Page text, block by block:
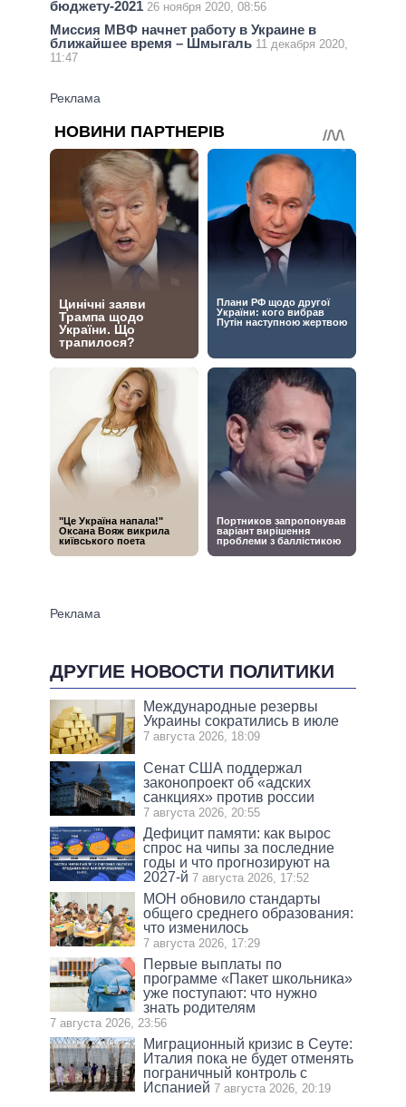
бюджету-2021 26 ноября 2020, 08:56
Миссия МВФ начнет работу в Украине в
ближайшее время – Шмыгаль 11 декабря 2020,
11:47
ДРУГИЕ НОВОСТИ ПОЛИТИКИ
Международные резервы
Украины сократились в июле
7 августа 2026, 18:09
Сенат США поддержал
законопроект об «адских
санкциях» против россии
7 августа 2026, 20:55
Дефицит памяти: как вырос
спрос на чипы за последние
годы и что прогнозируют на
2027-й 7 августа 2026, 17:52
МОН обновило стандарты
общего среднего образования:
что изменилось
7 августа 2026, 17:29
Первые выплаты по
программе «Пакет школьника»
уже поступают: что нужно
знать родителям
7 августа 2026, 23:56
Миграционный кризис в Сеуте:
Италия пока не будет отменять
пограничный контроль с
Испанией 7 августа 2026, 20:19